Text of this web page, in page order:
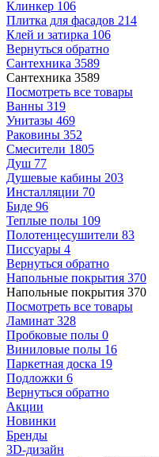
Клинкер 106
Плитка для фасадов 214
Клей и затирка 106
Вернуться обратно
Сантехника 3589
Сантехника 3589
Посмотреть все товары
Ванны 319
Унитазы 469
Раковины 352
Смесители 1805
Душ 77
Душевые кабины 203
Инсталляции 70
Биде 96
Теплые полы 109
Полотенцесушители 83
Писсуары 4
Вернуться обратно
Напольные покрытия 370
Напольные покрытия 370
Посмотреть все товары
Ламинат 328
Пробковые полы 0
Виниловые полы 16
Паркетная доска 19
Подложки 6
Вернуться обратно
Акции
Новинки
Бренды
3D-дизайн